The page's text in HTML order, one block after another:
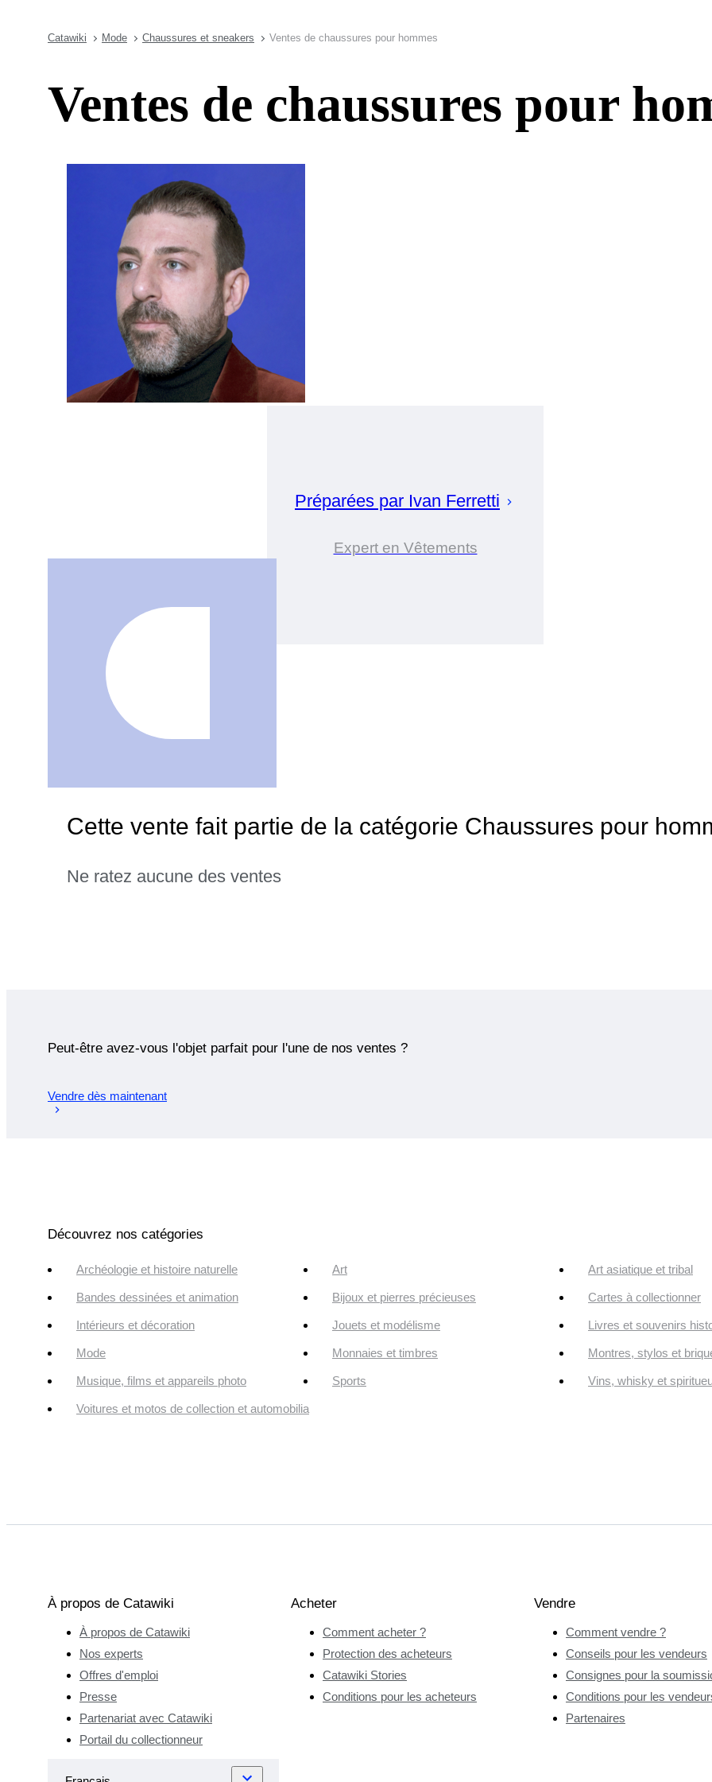
Catawiki Mode Chaussures et sneakers Ventes de chaussures pour hommes
Ventes de chaussures pour
Préparées par Ivan Ferretti
Expert en Vêtements
Cette vente fait partie de la catégorie Chaussures pour
Ne ratez aucune des ventes
Peut-être avez-vous l'objet parfait pour l'une de nos ventes ?
Vendre dès maintenant
Découvrez nos catégories
Archéologie et histoire naturelle Art Art asiatique et tribal
Bandes dessinées et animation Bijoux et pierres précieuses Cartes à collectionner
Intérieurs et décoration Jouets et modélisme Livres et souvenirs
Mode Monnaies et timbres Montres, stylos et
Musique, films et appareils photo Sports Vins, whisky et
Voitures et motos de collection et automobilia
À propos de Catawiki
À propos de Catawiki
Nos experts
Offres d'emploi
Presse
Partenariat avec Catawiki
Portail du collectionneur
Acheter
Comment acheter ?
Protection des acheteurs
Catawiki Stories
Conditions pour les acheteurs
Vendre
Comment vendre ?
Conseils pour les vendeurs
Consignes pour la
Conditions pour les
Partenaires